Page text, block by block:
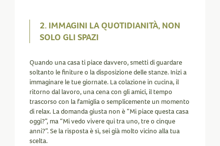
2. IMMAGINI LA QUOTIDIANITÀ, NON
SOLO GLI SPAZI
Quando una casa ti piace davvero, smetti di guardare
soltanto le finiture o la disposizione delle stanze. Inizi a
immaginare le tue giornate. La colazione in cucina, il
ritorno dal lavoro, una cena con gli amici, il tempo
trascorso con la famiglia o semplicemente un momento
di relax. La domanda giusta non è “Mi piace questa casa
oggi?”, ma “Mi vedo vivere qui tra uno, tre o cinque
anni?”. Se la risposta è sì, sei già molto vicino alla tua
scelta.